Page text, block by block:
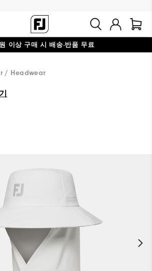
이상 구매 시 배송·반품 무료
Headwear